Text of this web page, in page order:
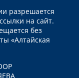
разрешается
на сайт.
без
«Алтайская